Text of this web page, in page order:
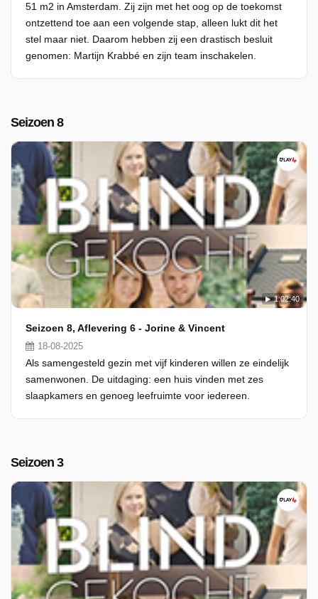
51 m2 in Amsterdam. Zij zijn met het oog op de toekomst
ontzettend toe aan een volgende stap, alleen lukt dit het
stel maar niet. Daarom hebben zij een drastisch besluit
genomen: Martijn Krabbé en zijn team inschakelen.
Seizoen 8
1:02:40
Seizoen 8, Aflevering 6 - Jorine & Vincent
18-08-2025
Als samengesteld gezin met vijf kinderen willen ze eindelijk
samenwonen. De uitdaging: een huis vinden met zes
slaapkamers en genoeg leefruimte voor iedereen.
Seizoen 3